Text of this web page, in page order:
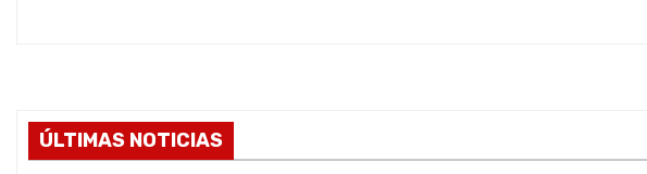
ÚLTIMAS NOTICIAS